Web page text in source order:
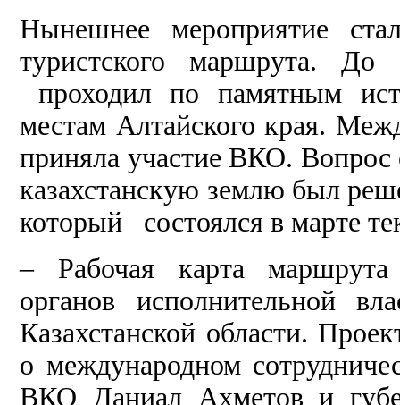
Нынешнее мероприятие
туристского маршрута. До
проходил по памятным
местам Алтайского края.
приняла участие ВКО.
казахстанскую землю был
который состоялся в марте
– Рабочая карта маршрута
органов исполнительной
Казахстанской области.
о международном
ВКО Даниал Ахметов и